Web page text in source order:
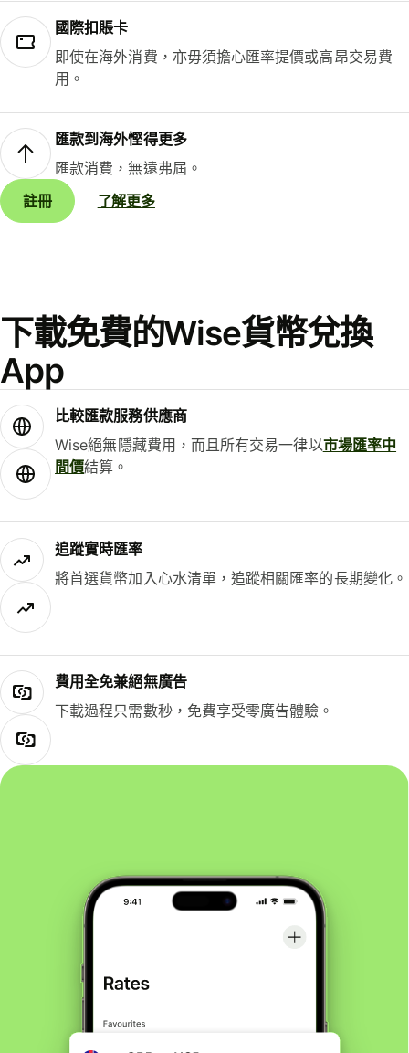
國際扣賬卡
即使在海外消費，亦毋須擔心匯率提價或高昂交易費
用。
匯款到海外慳得更多
匯款消費，無遠弗屆。
註冊
了解更多
下載免費的Wise貨幣兌換
App
比較匯款服務供應商
Wise絕無隱藏費用，而且所有交易一律以市場匯率中
間價結算。
追蹤實時匯率
將首選貨幣加入心水清單，追蹤相關匯率的長期變化。
費用全免兼絕無廣告
下載過程只需數秒，免費享受零廣告體驗。